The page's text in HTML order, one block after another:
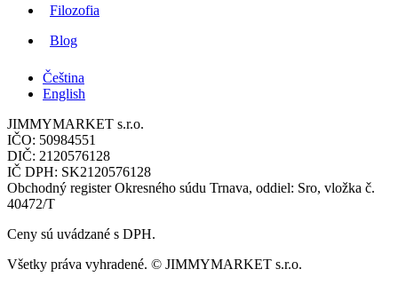
Filozofia
Blog
Čeština
English
JIMMYMARKET s.r.o.
IČO: 50984551
DIČ: 2120576128
IČ DPH: SK2120576128
Obchodný register Okresného súdu Trnava, oddiel: Sro, vložka č.
40472/T
Ceny sú uvádzané s DPH.
Všetky práva vyhradené. © JIMMYMARKET s.r.o.